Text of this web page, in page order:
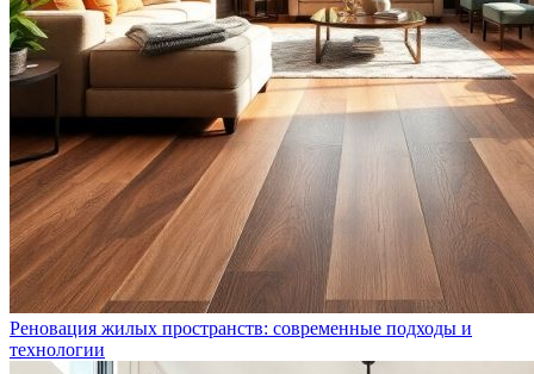
Реновация жилых пространств: современные подходы и
технологии